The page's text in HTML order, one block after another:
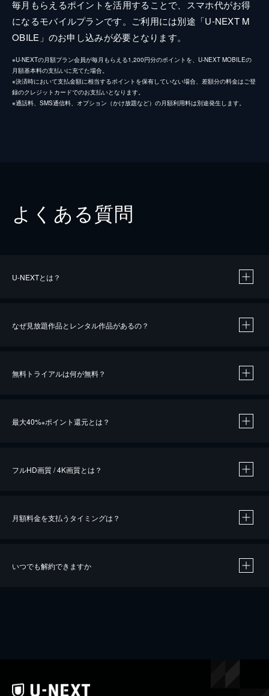
毎月もらえるポイントを活用することで、スマホ代がお得
になるモバイルプランです。ご利用には別途「U-NEXT M
OBILE」のお申し込みが必要となります。
※U-NEXTの月額プラン会員が毎月もらえる1,200円分のポイントを、U-NEXT MOBILEの
月額基本料の支払いに充てた場合。
※決済時において支払金額に相当するポイントを保有していない場合、差額分の料金はご登
録のクレジットカードでのお支払いとなります。
※通話料、SMS通信料、オプション（かけ放題など）の月額利用料は別途発生します。
よくある質問
U-NEXTとは？
なぜ見放題作品とレンタル作品があるの？
無料トライアルは何が無料？
最大40%※ポイント還元とは？
※40％ポイント還元の対象は、クレジットカード決済による作品の購入 / レンタルです。
フルHD画質 / 4K画質とは？
月額料金を支払うタイミングは？
いつでも解約できますか